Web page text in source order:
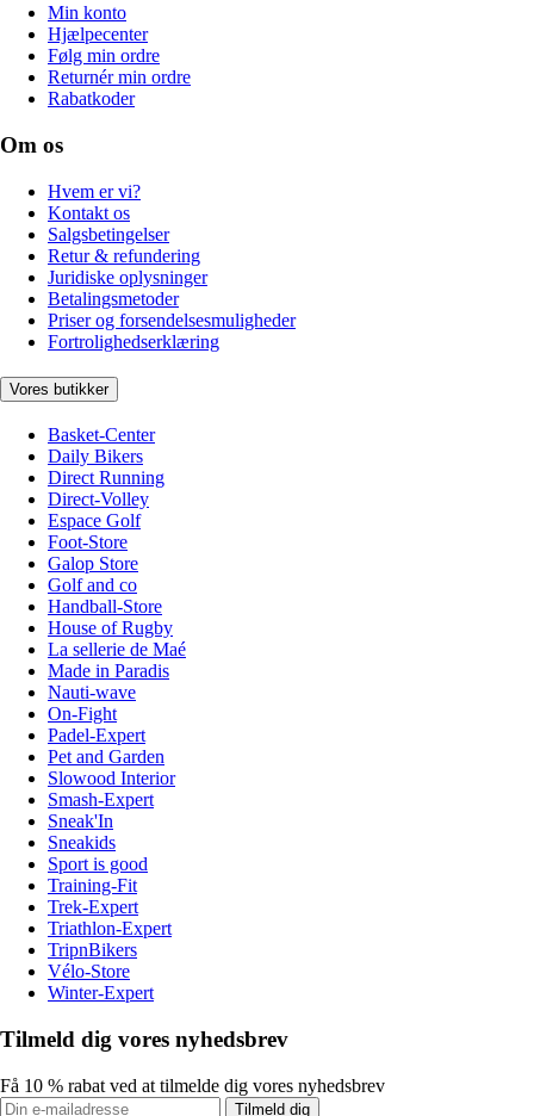
Min konto
Hjælpecenter
Følg min ordre
Returnér min ordre
Rabatkoder
Om os
Hvem er vi?
Kontakt os
Salgsbetingelser
Retur & refundering
Juridiske oplysninger
Betalingsmetoder
Priser og forsendelsesmuligheder
Fortrolighedserklæring
Vores butikker
Basket-Center
Daily Bikers
Direct Running
Direct-Volley
Espace Golf
Foot-Store
Galop Store
Golf and co
Handball-Store
House of Rugby
La sellerie de Maé
Made in Paradis
Nauti-wave
On-Fight
Padel-Expert
Pet and Garden
Slowood Interior
Smash-Expert
Sneak'In
Sneakids
Sport is good
Training-Fit
Trek-Expert
Triathlon-Expert
TripnBikers
Vélo-Store
Winter-Expert
Tilmeld dig vores nyhedsbrev
Få 10 % rabat ved at tilmelde dig vores nyhedsbrev
Tilmeld dig